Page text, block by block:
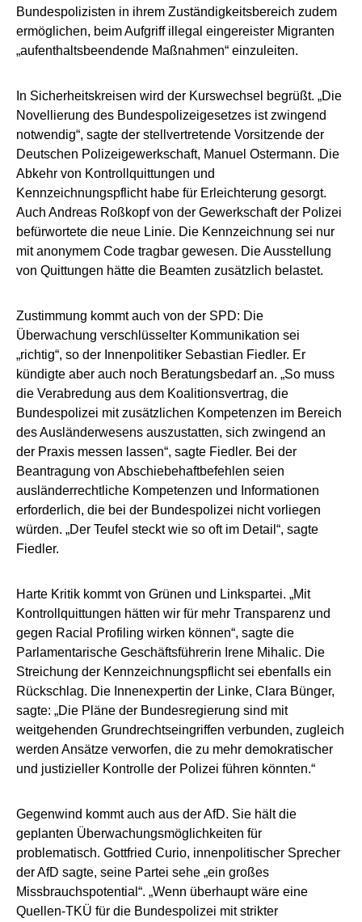
Bundespolizisten in ihrem Zuständigkeitsbereich zudem
ermöglichen, beim Aufgriff illegal eingereister Migranten
„aufenthaltsbeendende Maßnahmen“ einzuleiten.
In Sicherheitskreisen wird der Kurswechsel begrüßt. „Die
Novellierung des Bundespolizeigesetzes ist zwingend
notwendig“, sagte der stellvertretende Vorsitzende der
Deutschen Polizeigewerkschaft, Manuel Ostermann. Die
Abkehr von Kontrollquittungen und
Kennzeichnungspflicht habe für Erleichterung gesorgt.
Auch Andreas Roßkopf von der Gewerkschaft der Polizei
befürwortete die neue Linie. Die Kennzeichnung sei nur
mit anonymem Code tragbar gewesen. Die Ausstellung
von Quittungen hätte die Beamten zusätzlich belastet.
Zustimmung kommt auch von der SPD: Die
Überwachung verschlüsselter Kommunikation sei
„richtig“, so der Innenpolitiker Sebastian Fiedler. Er
kündigte aber auch noch Beratungsbedarf an. „So muss
die Verabredung aus dem Koalitionsvertrag, die
Bundespolizei mit zusätzlichen Kompetenzen im Bereich
des Ausländerwesens auszustatten, sich zwingend an
der Praxis messen lassen“, sagte Fiedler. Bei der
Beantragung von Abschiebehaftbefehlen seien
ausländerrechtliche Kompetenzen und Informationen
erforderlich, die bei der Bundespolizei nicht vorliegen
würden. „Der Teufel steckt wie so oft im Detail“, sagte
Fiedler.
Harte Kritik kommt von Grünen und Linkspartei. „Mit
Kontrollquittungen hätten wir für mehr Transparenz und
gegen Racial Profiling wirken können“, sagte die
Parlamentarische Geschäftsführerin Irene Mihalic. Die
Streichung der Kennzeichnungspflicht sei ebenfalls ein
Rückschlag. Die Innenexpertin der Linke, Clara Bünger,
sagte: „Die Pläne der Bundesregierung sind mit
weitgehenden Grundrechtseingriffen verbunden, zugleich
werden Ansätze verworfen, die zu mehr demokratischer
und justizieller Kontrolle der Polizei führen könnten.“
Gegenwind kommt auch aus der AfD. Sie hält die
geplanten Überwachungsmöglichkeiten für
problematisch. Gottfried Curio, innenpolitischer Sprecher
der AfD sagte, seine Partei sehe „ein großes
Missbrauchspotential“. „Wenn überhaupt wäre eine
Quellen-TKÜ für die Bundespolizei mit strikter